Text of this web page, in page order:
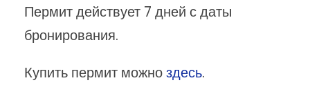
Пермит действует 7 дней с даты
бронирования.
Купить пермит можноздесь.